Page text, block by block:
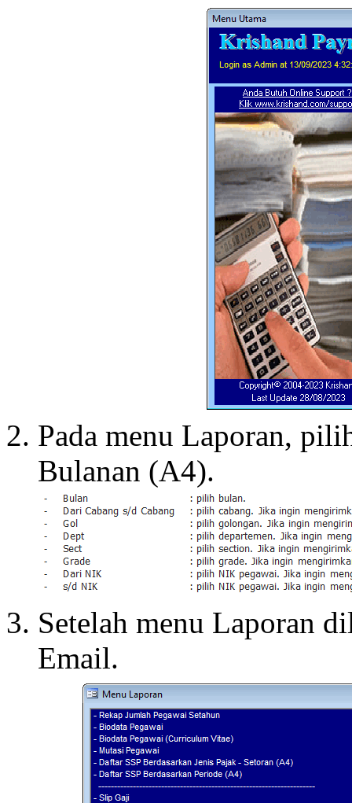
Pada menu Laporan,
Bulanan (A4).
Setelah menu Laporan
Email.